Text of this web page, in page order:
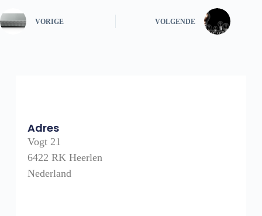
VORIGE VOLGENDE
Adres
Vogt 21
6422 RK Heerlen
Nederland